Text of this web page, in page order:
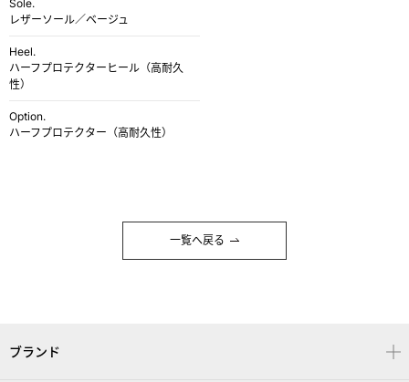
Sole.
レザーソール／ベージュ
Heel.
ハーフプロテクターヒール（高耐久
性）
Option.
ハーフプロテクター（高耐久性）
一覧へ戻る
ブランド